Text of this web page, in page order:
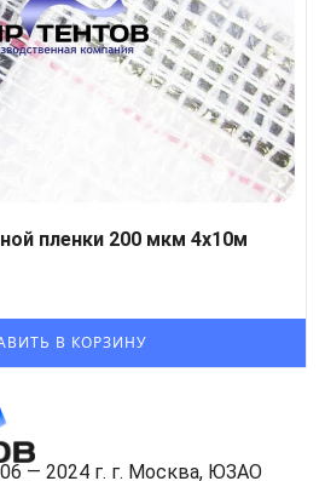
пленки 200 мкм 4x10м
— 2024 г. г. Москва, ЮЗАО